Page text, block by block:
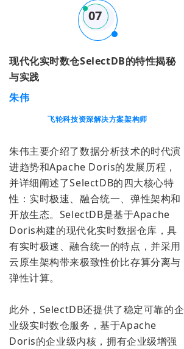
07
现代化实时数仓SelectDB的特性揭秘
与实践
朱伟
飞轮科技资深解决方案架构师
朱伟主要介绍了数据分析技术的时代演
进趋势和Apache Doris的发展历程，
并详细阐述了SelectDB的四大核心特
性：实时极速、融合统一、弹性架构和
开放生态。SelectDB是基于Apache
Doris构建的现代化实时数据仓库，具
有实时极速、融合统一的特点，并采用
云原生架构带来极致性价比存算分离与
弹性计算。
此外，SelectDB还提供了稳定可靠的企
业级实时数仓服务，基于Apache
Doris的企业级内核，拥有企业级增强